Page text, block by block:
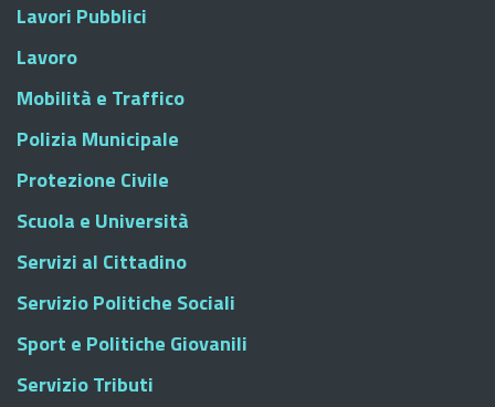
Lavori Pubblici
Lavoro
Mobilità e Traffico
Polizia Municipale
Protezione Civile
Scuola e Università
Servizi al Cittadino
Servizio Politiche Sociali
Sport e Politiche Giovanili
Servizio Tributi